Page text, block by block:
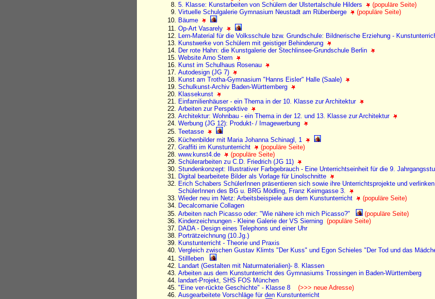
5. Klasse: Kunstarbeiten von Schülern der Ulstertalschule Hilders
(populäre Seite)
Virtuelle Schulgalerie Gymnasium Neustadt am Rübenberge
(populäre Seite)
Bäume
Op-Art Vasarely
Lern-Material für die Volksschule bzw. Grundschule: Bildnerische Erziehung -
Kunstwerke von Schülern mit geistiger Behinderung
Der rote Hahn: die Kunstgalerie der Stechlinsee-Grundschule Berlin
Website Arno Stern
Kunst im Schulhaus Rosenau
Autodesign (JG 7)
Kunst am Trotha-Gymnasium "Hanns Eisler" Halle (Saale)
Schulkunst-Archiv Baden-Württemberg
Klassekunst
Einfamilienhäuser - ein Thema in der 10. Klasse zur Architektur
Arbeiten zur Perspektive
Architektur: Wohnbau - ein Thema in der 12. und 13. Klasse zur Architektur
Werbung (JG 12): Produkt- / Imagewerbung
Teetasse
Küchenbilder mit Maria Johanna Schinagl, 1
Graffiti im Kunstunterricht
(populäre Seite)
www.kunst4.de
(populäre Seite)
Schülerarbeiten zu C.D. Friedrich (JG 11)
Stundenkonzept: Illustrativer Farbgebrauch - Eine Unterrichtseinheit für die 9.
Digital bearbeitete Bilder als Vorlage für Linolschnitte
Erich Schabers SchülerInnen präsentieren sich sowie ihre Unterrichtsprojekte und
SchülerInnen des BG u. BRG Mödling, Franz Keimgasse 3.
Wieder neu im Netz: Arbeitsbeispiele aus dem Kunstunterricht
(populäre Seite)
Decalcomanie Collagen
Arbeiten nach Picasso oder: "Wie nähere ich mich Picasso?"
(populäre Seite)
Kinderzeichnungen - Kleine Galerie der VS Sierning (populäre Seite)
DADA - Design eines Telephons und einer Uhr
Porträtzeichnung (10.Jg.)
Kunstunterricht - Theorie und Praxis
Vergleich zwischen Gustav Klimts "Der Kuss" und Egon Schieles "Der Tod und das
Stillleben
Landart (Gestalten mit Naturmaterialien)- 8. Klassen
Arbeiten aus dem Kunstunterricht des Gymnasiums Trossingen in Baden-Württemberg
landart-Projekt, SHS FOS München
"Eine ver-rückte Geschichte" - Klasse 8
(>>> neue Adresse)
Ausgearbeitete Vorschläge für den Kunstunterricht